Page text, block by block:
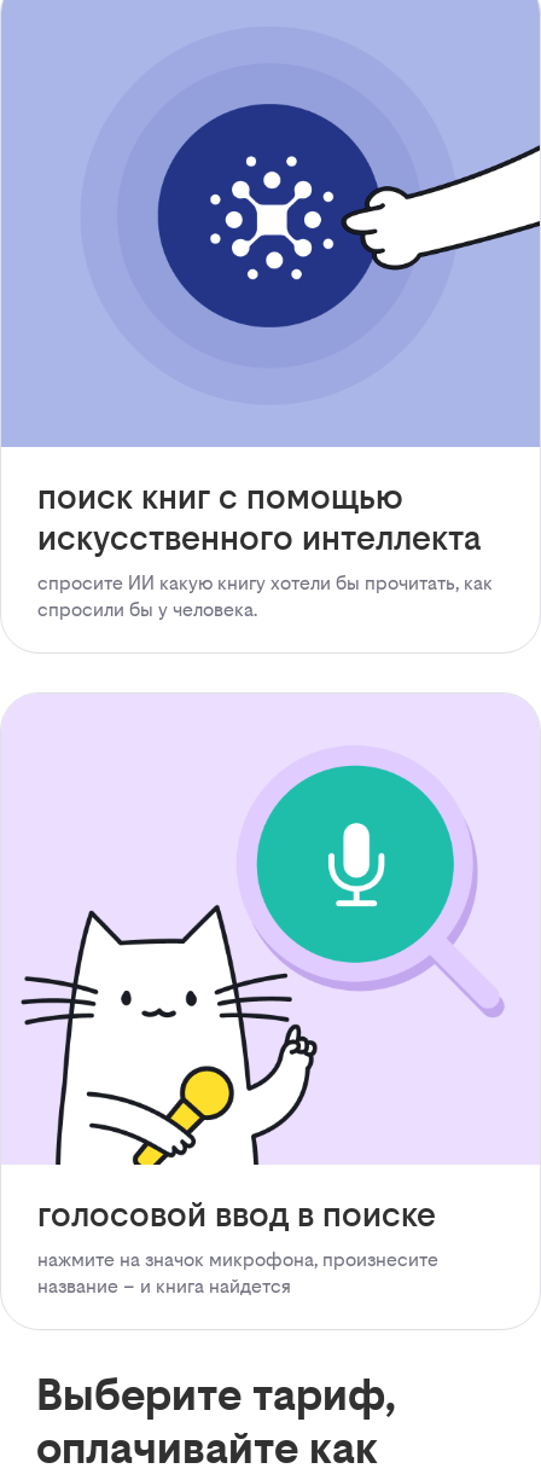
поиск книг с помощью
искусственного интеллекта
спросите ИИ какую книгу хотели бы прочитать, как
спросили бы у человека.
голосовой ввод в поиске
нажмите на значок микрофона, произнесите
название – и книга найдется
Выберите тариф,
оплачивайте как